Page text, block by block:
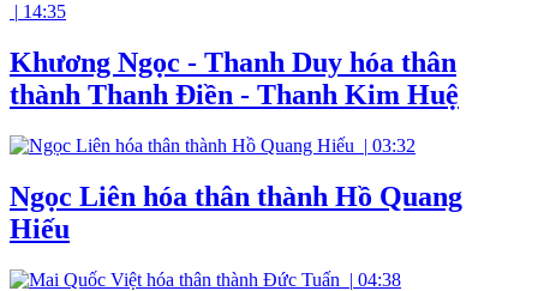
| 14:35
Khương Ngọc - Thanh Duy hóa thân
thành Thanh Điền - Thanh Kim Huệ
| 03:32
Ngọc Liên hóa thân thành Hồ Quang
Hiếu
| 04:38